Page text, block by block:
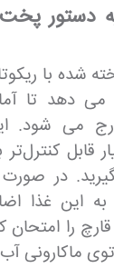
دستور
شده با
دهد تا
می شود.
کنترل‌تر
در
این غذا
را امتحان
ماکارونی آب